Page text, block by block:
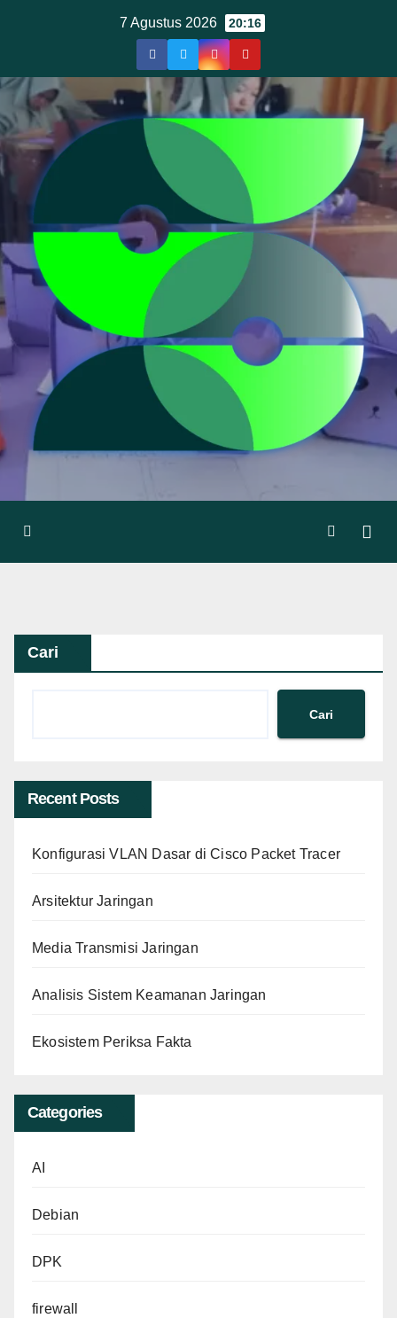
7 Agustus 2026 20:16
Cari
Cari
Recent Posts
Konfigurasi VLAN Dasar di Cisco Packet Tracer
Arsitektur Jaringan
Media Transmisi Jaringan
Analisis Sistem Keamanan Jaringan
Ekosistem Periksa Fakta
Categories
AI
Debian
DPK
firewall